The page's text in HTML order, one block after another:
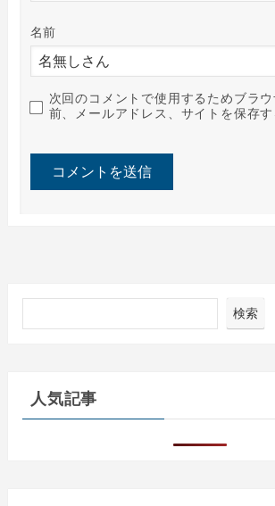
名前
次回のコメントで使用するためブラ
前、メールアドレス、サイトを保存す
検索
人気記事